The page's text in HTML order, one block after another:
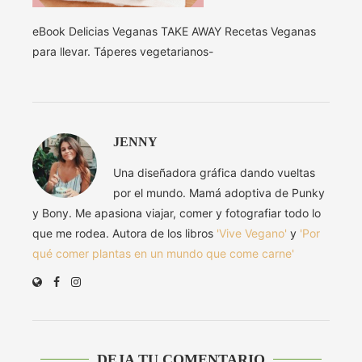
eBook Delicias Veganas TAKE AWAY Recetas Veganas
para llevar. Táperes vegetarianos-
JENNY
Una diseñadora gráfica dando vueltas
por el mundo. Mamá adoptiva de Punky
y Bony. Me apasiona viajar, comer y fotografiar todo lo
que me rodea. Autora de los libros 'Vive Vegano' y 'Por
qué comer plantas en un mundo que come carne'